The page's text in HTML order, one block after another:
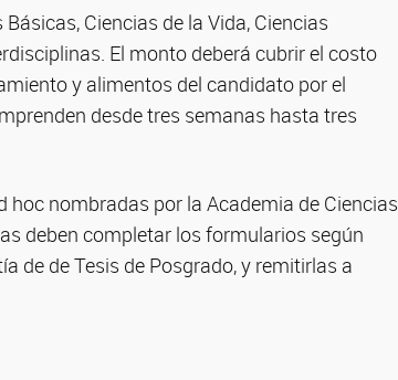
Ciencias de la Vida, Ciencias
El monto deberá cubrir el costo
y alimentos del candidato por el
desde tres semanas hasta tres
nombradas por la Academia de Ciencias
deben completar los formularios según
de de Tesis de Posgrado, y remitirlas a